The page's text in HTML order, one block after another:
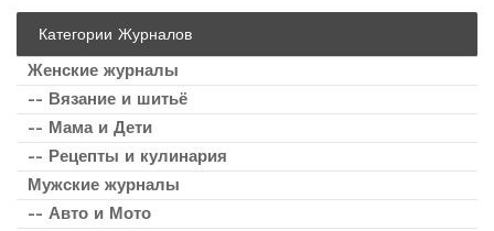
Категории Журналов
Женские журналы
-- Вязание и шитьё
-- Мама и Дети
-- Рецепты и кулинария
Мужские журналы
-- Авто и Мото